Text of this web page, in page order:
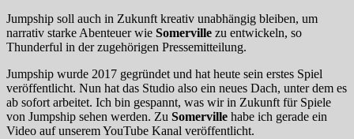
Jumpship soll auch in Zukunft kreativ unabhängig bleiben, um
narrativ starke Abenteuer wie Somerville zu entwickeln, so
Thunderful in der zugehörigen Pressemitteilung.
Jumpship wurde 2017 gegründet und hat heute sein erstes Spiel
veröffentlicht. Nun hat das Studio also ein neues Dach, unter dem es
ab sofort arbeitet. Ich bin gespannt, was wir in Zukunft für Spiele
von Jumpship sehen werden. Zu Somerville habe ich gerade ein
Video auf unserem YouTube Kanal veröffentlicht.